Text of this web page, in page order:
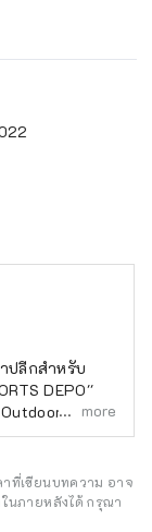
ปลีกสำหรับ
DEPO''
ร้าน
ละ ``GOLF5''
าจากแบรนด์
ละรองเท้าที่ทัน
ารที่หลาก
more
าที่เขียนบทความ อาจ
นภายหลังได้ กรุณา